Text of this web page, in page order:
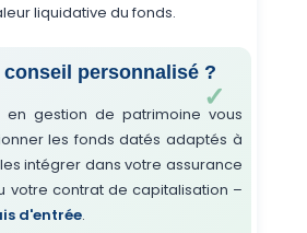
liquidative du fonds.
personnalisé ?
en gestion de patrimoine vous
les fonds datés adaptés à
intégrer dans votre assurance
votre contrat de capitalisation –
d'entrée.